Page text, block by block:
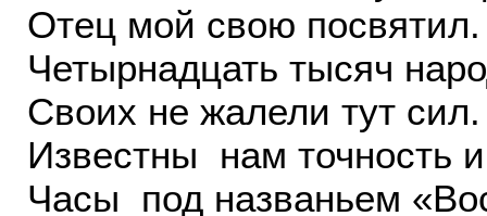
Отец мой свою посвятил.
Четырнадцать тысяч
Своих не жалели тут сил.
Известны нам точность
Часы под названьем